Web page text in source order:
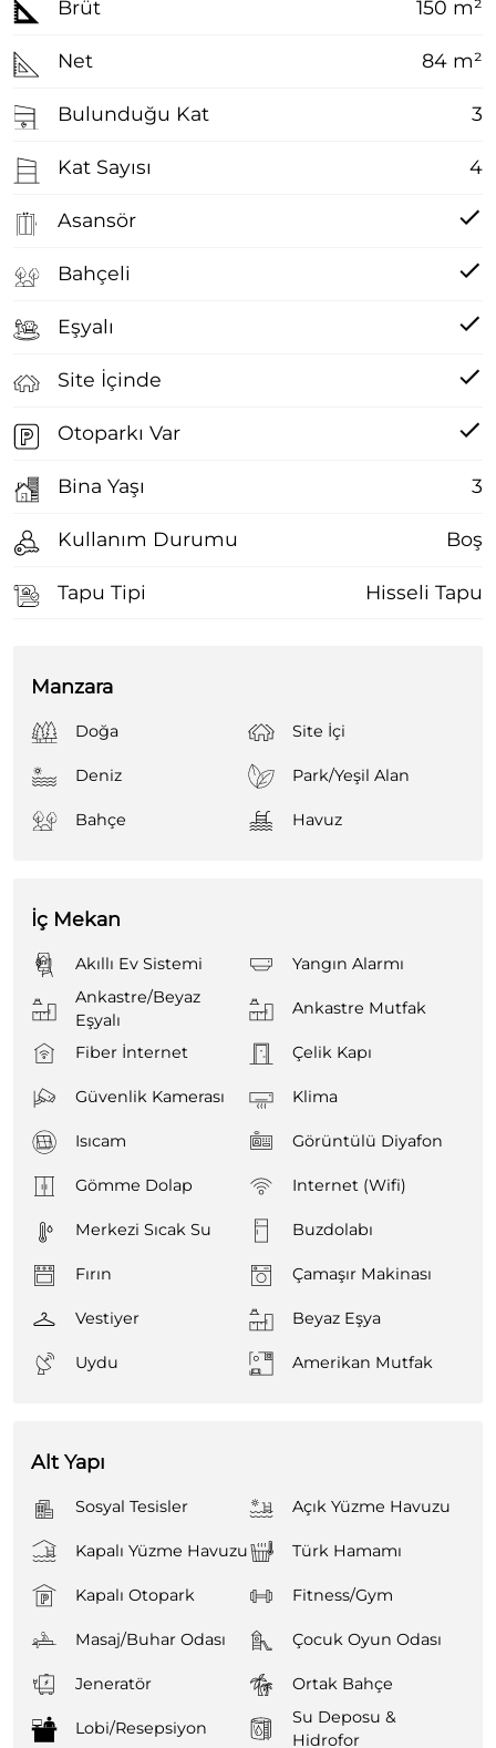
Brüt 150 m²
Net 84 m²
Bulunduğu Kat 3
Kat Sayısı 4
Asansör
Bahçeli
Eşyalı
Site İçinde
Otoparkı Var
Bina Yaşı 3
Kullanım Durumu Boş
Tapu Tipi Hisseli Tapu
Manzara
Doğa Site İçi
Deniz Park/Yeşil Alan
Bahçe Havuz
İç Mekan
Akıllı Ev Sistemi
Yangın Alarmı
Ankastre/Beyaz
Eşyalı
Ankastre Mutfak
Fiber İnternet Çelik Kapı
Güvenlik Kamerası Klima
Isıcam Görüntülü Diyafon
Gömme Dolap Internet (Wifi)
Merkezi Sıcak Su Buzdolabı
Fırın Çamaşır Makinası
Vestiyer Beyaz Eşya
Uydu Amerikan Mutfak
Alt Yapı
Sosyal Tesisler Açık Yüzme Havuzu
Kapalı Yüzme Havuzu Türk Hamamı
Kapalı Otopark Fitness/Gym
Masaj/Buhar Odası Çocuk Oyun Odası
Jeneratör Ortak Bahçe
Lobi/Resepsiyon
Su Deposu &
Hidrofor